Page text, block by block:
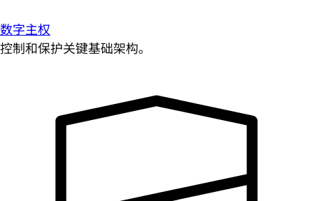
数字主权
控制和保护关键基础架构。